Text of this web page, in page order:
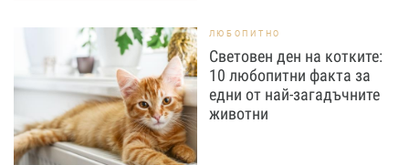
ЛЮБОПИТНО
Световен ден на котките:
10 любопитни факта за
едни от най-загадъчните
животни